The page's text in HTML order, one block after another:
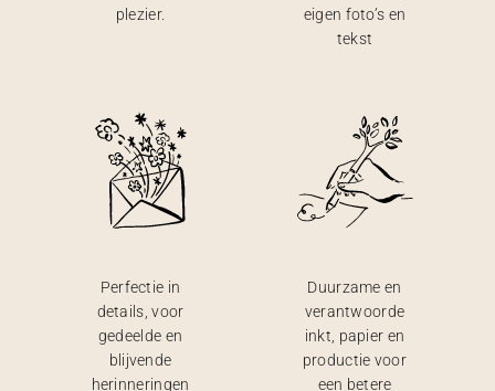
plezier.
eigen foto’s en
tekst
Perfectie in
details, voor
gedeelde en
blijvende
herinneringen
Duurzame en
verantwoorde
inkt, papier en
productie voor
een betere